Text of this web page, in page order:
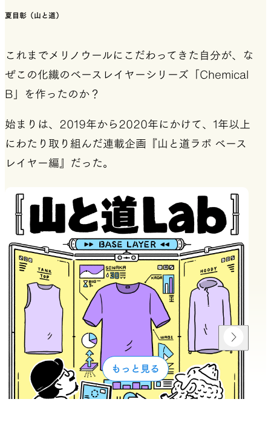
夏目彰（山と道）
これまでメリノウールにこだわってきた自分が、な
ぜこの化繊のベースレイヤーシリーズ「Chemical
B」を作ったのか？
始まりは、2019年から2020年にかけて、1年以上
にわたり取り組んだ連載企画『山と道ラボ ベース
レイヤー編』だった。
もっと見る